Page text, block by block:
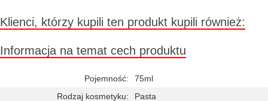
Klienci, którzy kupili ten produkt kupili również:
Informacja na temat cech produktu
Pojemność:
75ml
Rodzaj kosmetyku:
Pasta